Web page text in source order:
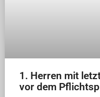
1. Herren mit
vor dem